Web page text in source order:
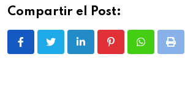
Compartir el Post:
LinkedIn PinterestWhatsappPrint